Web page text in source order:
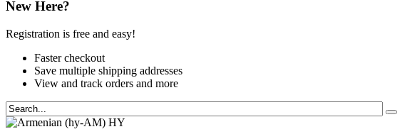
New Here?
Registration is free and easy!
Faster checkout
Save multiple shipping addresses
View and track orders and more
HY